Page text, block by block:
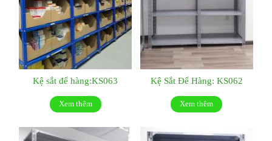
Kệ sắt để hàng:KS063
Xem thêm
Kệ Sắt Để Hàng: KS062
Xem thêm